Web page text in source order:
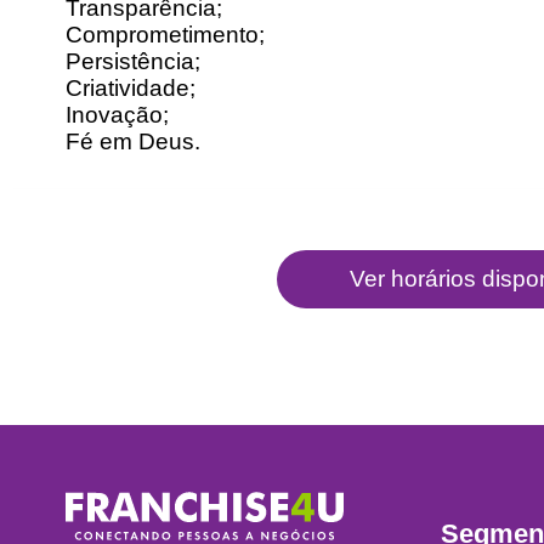
Transparência;
Comprometimento;
Persistência;
Criatividade;
Inovação;
Fé em Deus.